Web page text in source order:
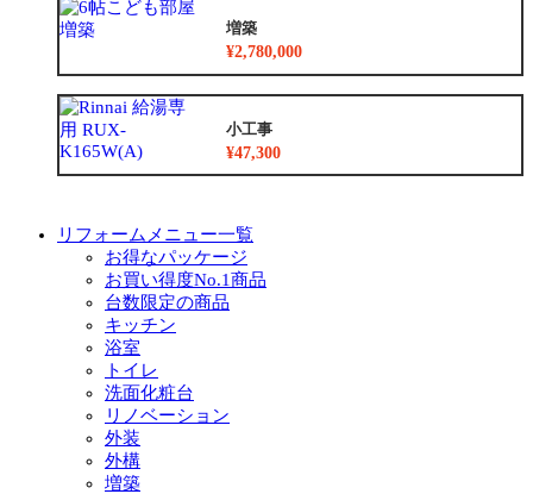
増築
¥2,780,000
小工事
¥47,300
リフォームメニュー一覧
お得なパッケージ
お買い得度No.1商品
台数限定の商品
キッチン
浴室
トイレ
洗面化粧台
リノベーション
外装
外構
増築